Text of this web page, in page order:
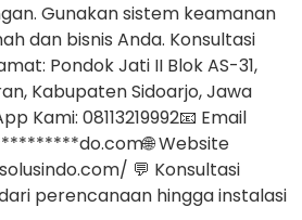
Gunakan sistem keamanan
dan bisnis Anda. Konsultasi
Pondok Jati II Blok AS-31,
Kabupaten Sidoarjo, Jawa
Kami: 08113219992📧 Email
Website
💬 Konsultasi
perencanaan hingga instalasi